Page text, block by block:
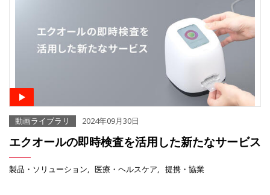
動画ライブラリ 2024年09月30日
エクオールの即時検査を活用した新たなサービス
製品・ソリューション 医療・ヘルスケア 提携・協業